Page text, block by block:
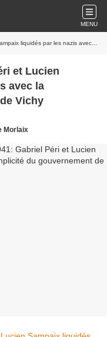
MENU
avec la complicité du gouvernement de Vichy
et Lucien
avec la
Vichy
Morlaix